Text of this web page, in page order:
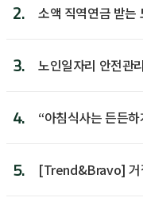
2.
소액 직역연금 받는
3.
노인일자리 안전관
4.
“아침식사는 든든
5.
[Trend&Bravo] 거